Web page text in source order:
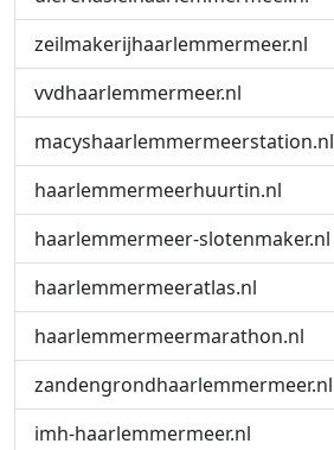
zeilmakerijhaarlemmermeer.nl
vvdhaarlemmermeer.nl
macyshaarlemmermeerstation.nl
haarlemmermeerhuurtin.nl
haarlemmermeer-slotenmaker.nl
haarlemmermeeratlas.nl
haarlemmermeermarathon.nl
zandengrondhaarlemmermeer.nl
imh-haarlemmermeer.nl